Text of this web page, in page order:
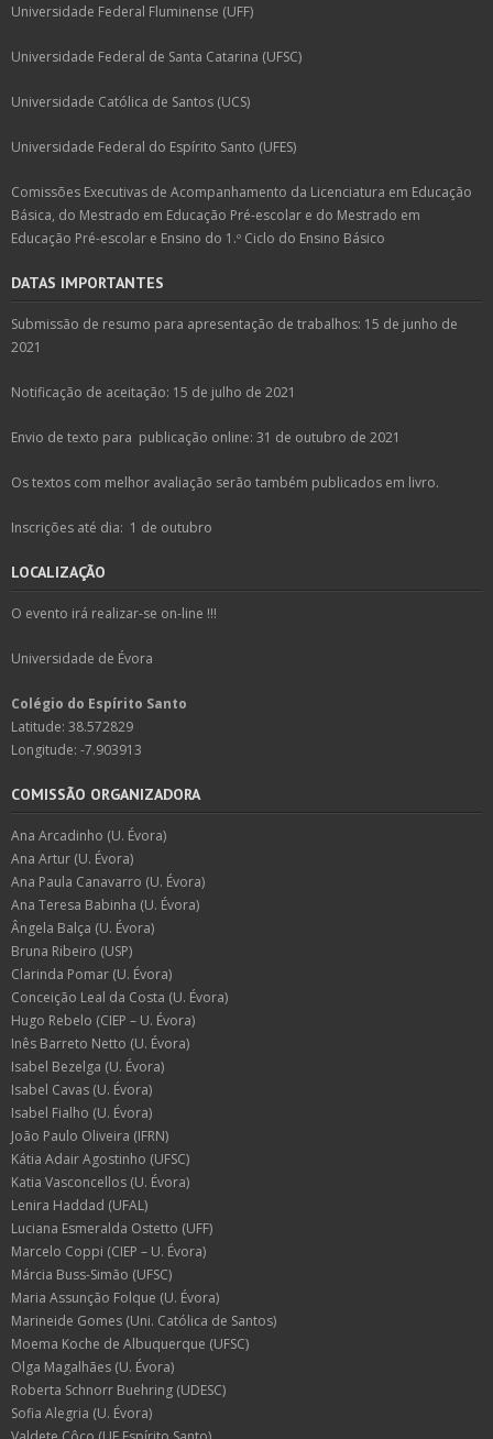
Universidade Federal Fluminense (UFF)
Universidade Federal de Santa Catarina (UFSC)
Universidade Católica de Santos (UCS)
Universidade Federal do Espírito Santo (UFES)
Comissões Executivas de Acompanhamento da Licenciatura em Educação
Básica, do Mestrado em Educação Pré-escolar e do Mestrado em
Educação Pré-escolar e Ensino do 1.º Ciclo do Ensino Básico
DATAS IMPORTANTES
Submissão de resumo para apresentação de trabalhos: 15 de junho de
2021
Notificação de aceitação: 15 de julho de 2021
Envio de texto para publicação online: 31 de outubro de 2021
Os textos com melhor avaliação serão também publicados em livro.
Inscrições até dia: 1 de outubro
LOCALIZAÇÃO
O evento irá realizar-se on-line !!!
Universidade de Évora
Colégio do Espírito Santo
Latitude: 38.572829
Longitude: -7.903913
COMISSÃO ORGANIZADORA
Ana Arcadinho (U. Évora)
Ana Artur (U. Évora)
Ana Paula Canavarro (U. Évora)
Ana Teresa Babinha (U. Évora)
Ângela Balça (U. Évora)
Bruna Ribeiro (USP)
Clarinda Pomar (U. Évora)
Conceição Leal da Costa (U. Évora)
Hugo Rebelo (CIEP – U. Évora)
Inês Barreto Netto (U. Évora)
Isabel Bezelga (U. Évora)
Isabel Cavas (U. Évora)
Isabel Fialho (U. Évora)
João Paulo Oliveira (IFRN)
Kátia Adair Agostinho (UFSC)
Katia Vasconcellos (U. Évora)
Lenira Haddad (UFAL)
Luciana Esmeralda Ostetto (UFF)
Marcelo Coppi (CIEP – U. Évora)
Márcia Buss-Simão (UFSC)
Maria Assunção Folque (U. Évora)
Marineide Gomes (Uni. Católica de Santos)
Moema Koche de Albuquerque (UFSC)
Olga Magalhães (U. Évora)
Roberta Schnorr Buehring (UDESC)
Sofia Alegria (U. Évora)